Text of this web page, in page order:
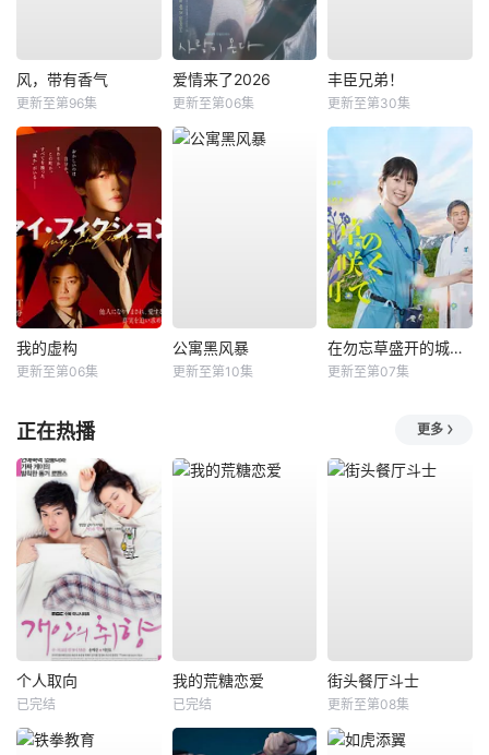
风，带有香气
更新至第96集
爱情来了2026
更新至第06集
丰臣兄弟！
更新至第30集
我的虚构
更新至第06集
公寓黑风暴
更新至第10集
在勿忘草盛开的城镇 ～安昙野诊疗记～
更新至第07集
正在热播 更多
个人取向
已完结
我的荒糖恋爱
已完结
街头餐厅斗士
更新至第08集